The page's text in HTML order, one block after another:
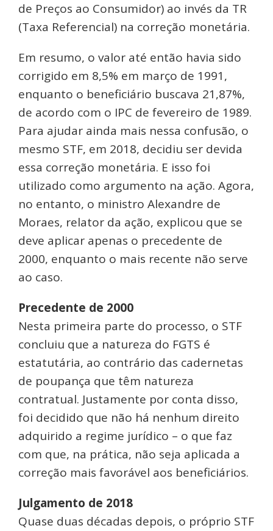
de Preços ao Consumidor) ao invés da TR
(Taxa Referencial) na correção monetária.
Em resumo, o valor até então havia sido
corrigido em 8,5% em março de 1991,
enquanto o beneficiário buscava 21,87%,
de acordo com o IPC de fevereiro de 1989.
Para ajudar ainda mais nessa confusão, o
mesmo STF, em 2018, decidiu ser devida
essa correção monetária. E isso foi
utilizado como argumento na ação. Agora,
no entanto, o ministro Alexandre de
Moraes, relator da ação, explicou que se
deve aplicar apenas o precedente de
2000, enquanto o mais recente não serve
ao caso.
Precedente de 2000
Nesta primeira parte do processo, o STF
concluiu que a natureza do FGTS é
estatutária, ao contrário das cadernetas
de poupança que têm natureza
contratual. Justamente por conta disso,
foi decidido que não há nenhum direito
adquirido a regime jurídico – o que faz
com que, na prática, não seja aplicada a
correção mais favorável aos beneficiários.
Julgamento de 2018
Quase duas décadas depois, o próprio STF